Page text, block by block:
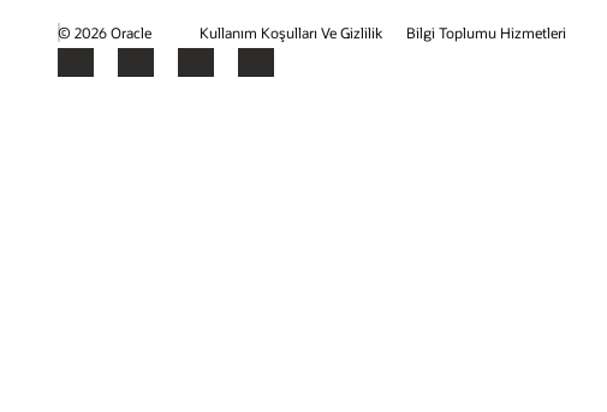
© 2026 Oracle Kullanım Koşulları Ve Gizlilik Bilgi Toplumu Hizmetleri
Facebook
X LinkedInYouTube